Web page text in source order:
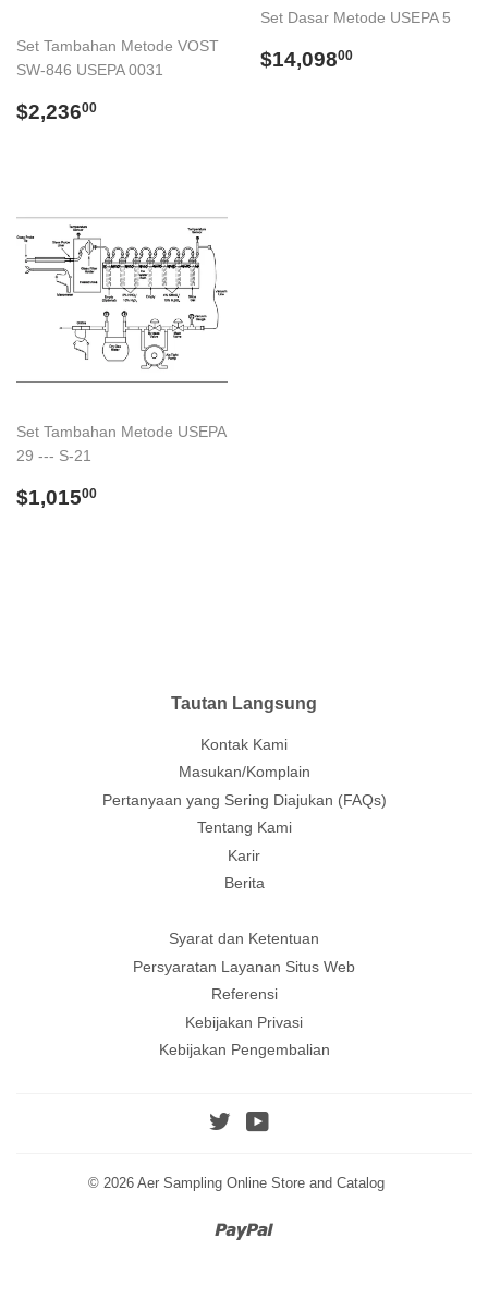
Set Tambahan Metode VOST
SW-846 USEPA 0031
Regular
$2,23600
Set Dasar Metode USEPA 5
Regular
$14,09800
Set Tambahan Metode USEPA
29 --- S-21
Regular
$1,01500
Tautan Langsung
Kontak Kami
Masukan/Komplain
Pertanyaan yang Sering Diajukan (FAQs)
Tentang Kami
Karir
Berita
Syarat dan Ketentuan
Persyaratan Layanan Situs Web
Referensi
Kebijakan Privasi
Kebijakan Pengembalian
Twitter
© 2026 Aer Sampling Online Store and Catalog